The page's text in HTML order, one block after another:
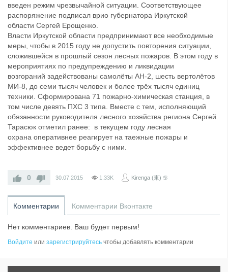
введен режим чрезвычайной ситуации. Соответствующее
распоряжение подписал врио губернатора Иркутской
области Сергей Ерощенко.
Власти Иркутской области предпринимают все необходимые
меры, чтобы в 2015 году не допустить повторения ситуации,
сложившейся в прошлый сезон лесных пожаров. В этом году в
мероприятиях по предупреждению и ликвидации
возгораний задействованы самолёты АН-2, шесть вертолётов
МИ-8, до семи тысяч человек и более трёх тысяч единиц
техники. Сформирована 71 пожарно-химическая станция, в
том числе девять ПХС 3 типа. Вместе с тем, исполняющий
обязанности руководителя лесного хозяйства региона Сергей
Тарасюк отметил ранее: в текущем году лесная
охрана оперативнее реагирует на таежные пожары и
эффективнее ведет борьбу с ними.
0 30.07.2015 1.33K Kirenga (東) ♋
Комментарии Комментарии Вконтакте
Нет комментариев. Ваш будет первым!
Войдите или зарегистрируйтесь чтобы добавлять комментарии